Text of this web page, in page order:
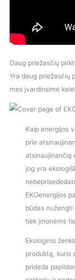
Daug priežasčių
Yra daug priežasčių
mes įvardinsime
Kaip energijos
prie
atsinaujinančią
jog yra
EKOenergijos
būdas
tiek įmonėms
Ekologinis
produktą, kuris
prideda